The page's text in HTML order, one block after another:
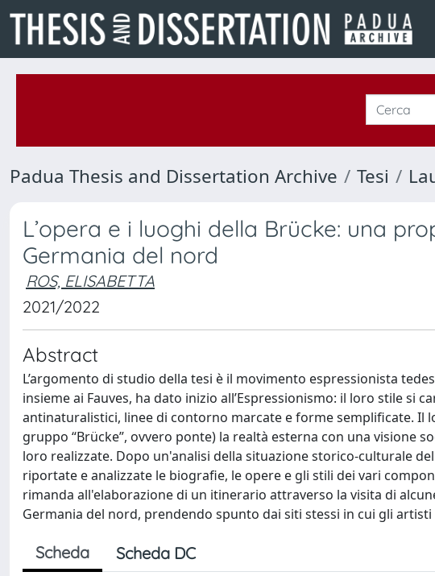
Padua Thesis and Dissertation Archive Tesi
L’opera e i luoghi della Brücke: una
Germania del nord
ROS, ELISABETTA
2021/2022
Abstract
L’argomento di studio della tesi è il movimento espressionista
insieme ai Fauves, ha dato inizio all’Espressionismo: il loro stile si
antinaturalistici, linee di contorno marcate e forme semplificate. Il
gruppo “Brücke”, ovvero ponte) la realtà esterna con una visione
loro realizzate. Dopo un'analisi della situazione storico-culturale
riportate e analizzate le biografie, le opere e gli stili dei vari
rimanda all'elaborazione di un itinerario attraverso la visita di
Germania del nord, prendendo spunto dai siti stessi in cui gli
Scheda Scheda DC